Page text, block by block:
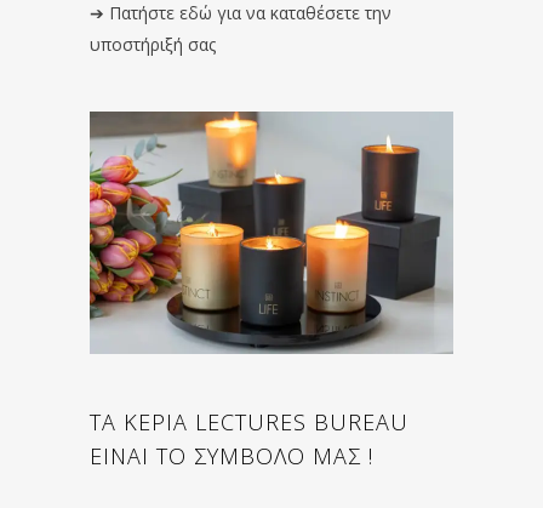
➔ Πατήστε εδώ για να καταθέσετε την
υποστήριξή σας
ΤΑ ΚΕΡΙΑ LECTURES BUREAU
ΕΙΝΑΙ ΤΟ ΣΥΜΒΟΛΟ ΜΑΣ !